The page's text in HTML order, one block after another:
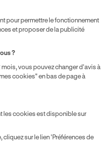
des heures
inciter un
de la conduite
des heures de
environnemental que
pour permettre le fonctionnement
et proposer de la publicité
?
vous pouvez changer d'avis à
cookies" en bas de page à
les cookies est disponible sur
sur le lien 'Préférences de